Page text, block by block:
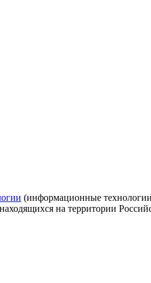
(информационные
на территории